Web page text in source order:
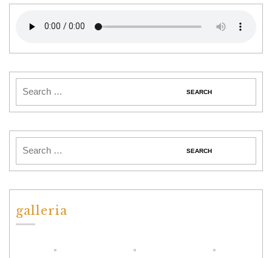
galleria